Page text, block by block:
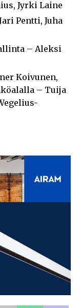
Jyrki Laine
Pentti, Juha
– Aleksi
Koivunen,
– Tuija